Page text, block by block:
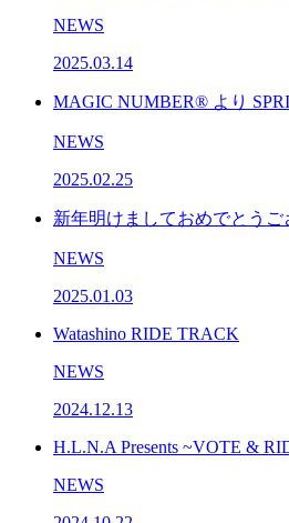
NEWS
2025.03.14
MAGIC NUMBER® より
NEWS
2025.02.25
新年明けましておめでとうご
NEWS
2025.01.03
Watashino RIDE TRACK
NEWS
2024.12.13
H.L.N.A Presents ~VOTE &
NEWS